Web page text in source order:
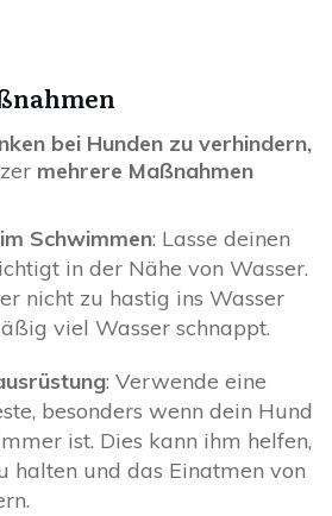
bei Hunden zu verhindern,
mehrere Maßnahmen
Schwimmen: Lasse deinen
in der Nähe von Wasser.
nicht zu hastig ins Wasser
viel Wasser schnappt.
: Verwende eine
besonders wenn dein Hund
ist. Dies kann ihm helfen,
halten und das Einatmen von